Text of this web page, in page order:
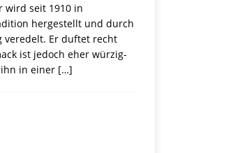
wird seit 1910 in
hergestellt und durch
veredelt. Er duftet recht
ist jedoch eher würzig-
in einer […]